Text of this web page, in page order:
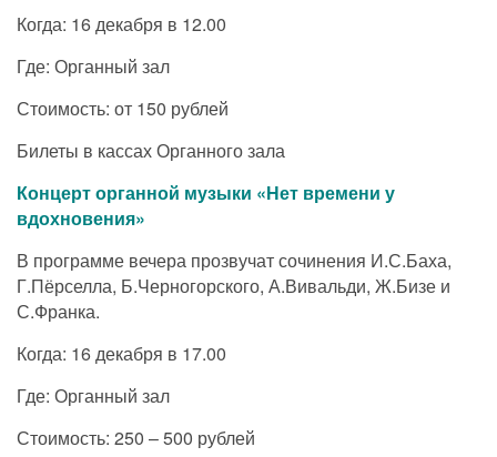
Когда: 16 декабря в 12.00
Где: Органный зал
Стоимость: от 150 рублей
Билеты в кассах Органного зала
Концерт органной музыки «Нет времени у
вдохновения»
В программе вечера прозвучат сочинения И.С.Баха,
Г.Пёрселла, Б.Черногорского, А.Вивальди, Ж.Бизе и
С.Франка.
Когда: 16 декабря в 17.00
Где: Органный зал
Стоимость: 250 – 500 рублей